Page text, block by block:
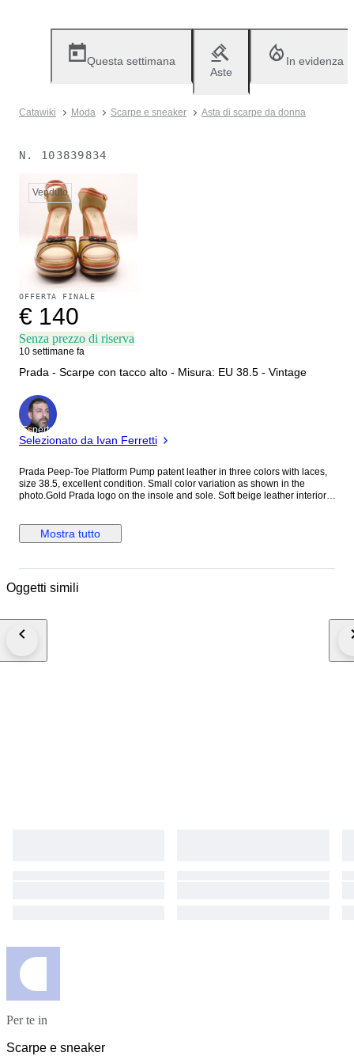
Questa settimana
Aste
In evidenza
Catawiki Moda Scarpe e sneaker Asta di scarpe da donna
N. 103839834
Venduto
OFFERTA FINALE
€ 140
Senza prezzo di riserva
10 settimane fa
Prada - Scarpe con tacco alto - Misura: EU 38.5 - Vintage
Esperto
Selezionato da Ivan Ferretti
Prada Peep-Toe Platform Pump patent leather in three colors with laces,
size 38.5, excellent condition. Small color variation as shown in the
photo.Gold Prada logo on the insole and sole. Soft beige leather interior.
is only a very slight variation in color near the base of the heel (see
photo), almost imperceptible during wear. We're sorry but we don't ship to
shipping list. We want your shoes to arrive in perfect condition and
specifically created for transport and ensuring shipping where possible.
Mostra tutto
Oggetti simili
Per te in
Scarpe e sneaker